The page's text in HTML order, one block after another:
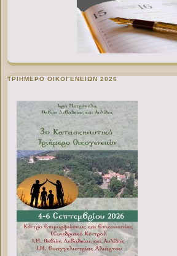
ΤΡΙΗΜΕΡΟ ΟΙΚΟΓΕΝΕΙΩΝ 2026